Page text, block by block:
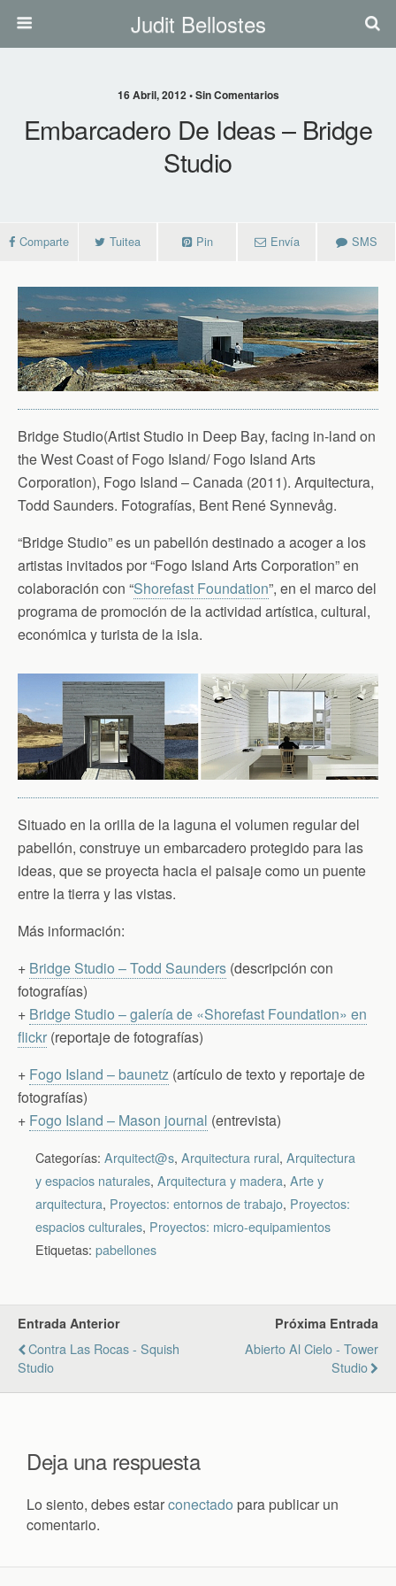
Judit Bellostes
16 Abril, 2012 • Sin Comentarios
Embarcadero De Ideas – Bridge
Studio
Comparte Tuitea Pin Envía SMS
Bridge Studio(Artist Studio in Deep Bay, facing in-land on
the West Coast of Fogo Island/ Fogo Island Arts
Corporation), Fogo Island – Canada (2011). Arquitectura,
Todd Saunders. Fotografías, Bent René Synnevåg.
“Bridge Studio” es un pabellón destinado a acoger a los
artistas invitados por “Fogo Island Arts Corporation” en
colaboración con “Shorefast Foundation”, en el marco del
programa de promoción de la actividad artística, cultural,
económica y turista de la isla.
Situado en la orilla de la laguna el volumen regular del
pabellón, construye un embarcadero protegido para las
ideas, que se proyecta hacia el paisaje como un puente
entre la tierra y las vistas.
Más información:
+ Bridge Studio – Todd Saunders (descripción con
fotografías)
+ Bridge Studio – galería de «Shorefast Foundation» en
flickr (reportaje de fotografías)
+ Fogo Island – baunetz (artículo de texto y reportaje de
fotografías)
+ Fogo Island – Mason journal (entrevista)
Categorías: Arquitect@s, Arquitectura rural, Arquitectura
y espacios naturales, Arquitectura y madera, Arte y
arquitectura, Proyectos: entornos de trabajo, Proyectos:
espacios culturales, Proyectos: micro-equipamientos
Etiquetas: pabellones
Entrada Anterior
Contra Las Rocas - Squish
Studio
Próxima Entrada
Abierto Al Cielo - Tower
Studio
Deja una respuesta
Lo siento, debes estarconectado para publicar un
comentario.